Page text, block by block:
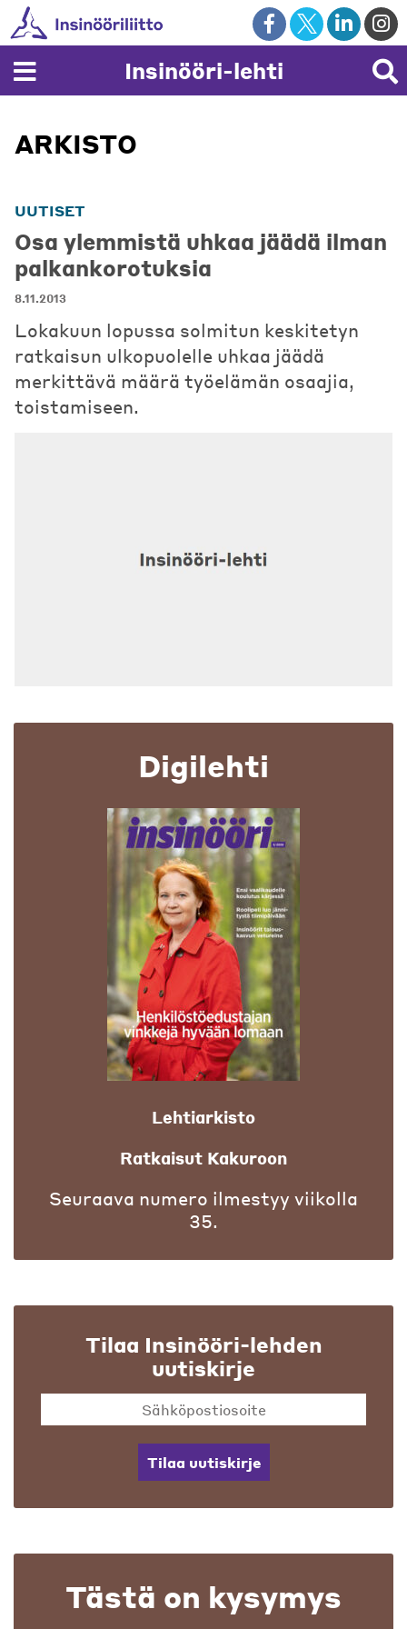
Skip
to
content
Insinööri-lehti
ARKISTO
UUTISET
Osa ylemmistä uhkaa jäädä ilman
palkankorotuksia
8.11.2013
Lokakuun lopussa solmitun keskitetyn
ratkaisun ulkopuolelle uhkaa jäädä
merkittävä määrä työelämän osaajia,
toistamiseen.
Digilehti
Lehtiarkisto
Ratkaisut Kakuroon
Seuraava numero ilmestyy viikolla
35.
Tilaa Insinööri-lehden
uutiskirje
Tilaa uutiskirje
Tästä on kysymys